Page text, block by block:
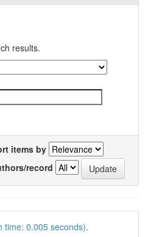
results.
items by
record
time: 0.005 seconds).